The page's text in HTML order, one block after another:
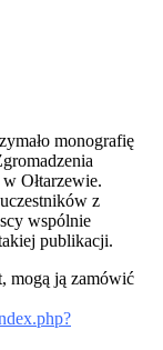
monografię
Ołtarzewie.
z
wspólnie
publikacji.
mogą ją zamówić